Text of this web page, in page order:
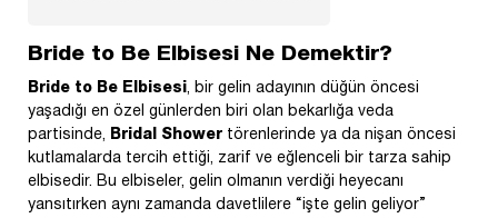
Bride to Be Elbisesi Ne Demektir?
Bride to Be Elbisesi, bir gelin adayının düğün öncesi
yaşadığı en özel günlerden biri olan bekarlığa veda
partisinde,
Bridal Shower törenlerinde ya da nişan öncesi
kutlamalarda tercih ettiği, zarif ve eğlenceli bir tarza sahip
elbisedir. Bu elbiseler, gelin olmanın verdiği heyecanı
yansıtırken aynı zamanda davetlilere “işte gelin geliyor”